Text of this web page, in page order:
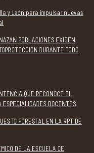
y León para impulsar nuevas
POBLACIONES EXIGEN
DURANTE TODO
QUE RECONOCE EL
DOCENTES
FORESTAL EN LA RPT DE
DE LA ESCUELA DE